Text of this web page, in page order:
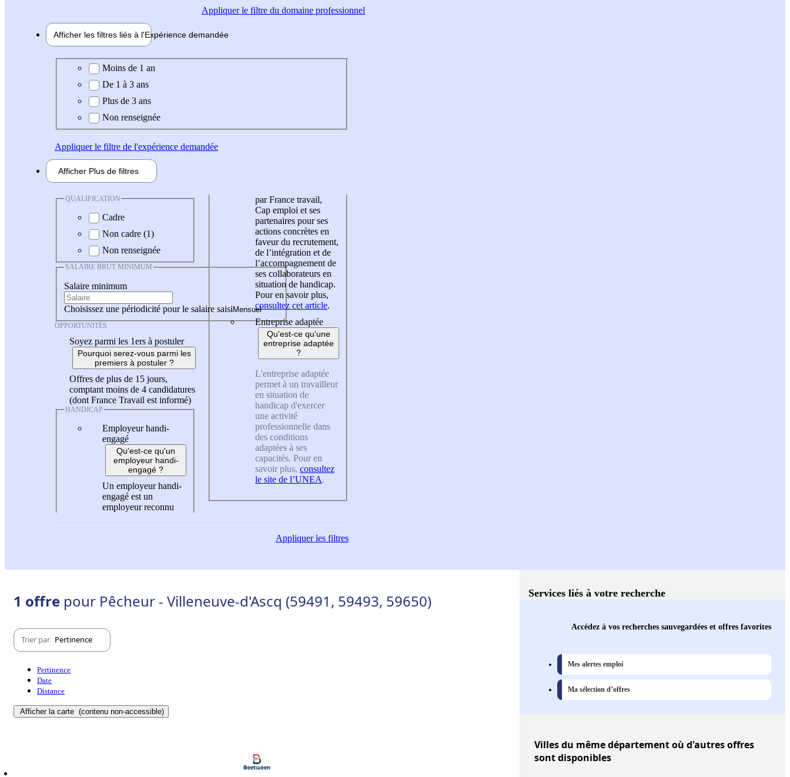
Appliquerle filtre du domaine professionnel
Afficher les filtres liés à l'Expérience demandée
Expérience demandée
Moins de 1 an
De 1 à 3 ans
Plus de 3 ans
Non renseignée
Appliquerle filtre de l'expérience demandée
Afficher Plus de filtres
QUALIFICATION
Cadre
Non cadre (1)
Non renseignée
SALAIRE BRUT MINIMUM
Salaire minimum
Choisissez une périodicité pour le salaire saisi
OPPORTUNITÉS
Soyez parmi les 1ers à postuler
Pourquoi serez-vous parmi les
premiers à postuler ?
Offres de plus de 15 jours,
comptant moins de 4 candidatures
(dont France Travail est informé)
HANDICAP
Employeur handi-
engagé
Qu'est-ce qu'un
employeur handi-
engagé ?
Un employeur handi-
engagé est un
employeur reconnu
par France travail,
Cap emploi et ses
partenaires pour ses
actions concrètes en
faveur du recrutement,
de l’intégration et de
l’accompagnement de
ses collaborateurs en
situation de handicap.
Pour en savoir plus,
consultez cet article.
Entreprise adaptée
Qu'est-ce qu'une
entreprise adaptée
?
L'entreprise adaptée
permet à un travailleur
en situation de
handicap d'exercer
une activité
professionnelle dans
des conditions
adaptées à ses
capacités. Pour en
savoir plus, consultez
le site de l’UNEA.
Appliquerles filtres
1 offre pour Pêcheur - Villeneuve-d'Ascq (59491, 59493, 59650)
Trier par Pertinence
Pertinence
Date
Distance
Afficher la carte (contenu non-accessible)
Services liés à votre recherche
Accédez à vos recherches sauvegardées et offres favorites
Mes alertes emploi
Ma sélection d’offres
Villesdu même département où d'autres offres
sont disponibles